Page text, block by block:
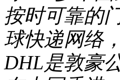
匿名用户
价格查询功能很
好，价格透明一目
按时可靠的
球快递网络
DHL是敦豪